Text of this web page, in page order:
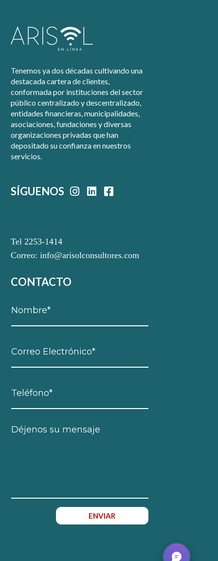
Tenemos ya dos décadas cultivando una
destacada cartera de clientes,
conformada por instituciones del sector
público centralizado y descentralizado,
entidades financieras, municipalidades,
asociaciones, fundaciones y diversas
organizaciones privadas que han
depositado su confianza en nuestros
servicios.
SÍGUENOS
Tel 2253-1414
Correo:info@arisolconsultores.com
CONTACTO
ENVIAR